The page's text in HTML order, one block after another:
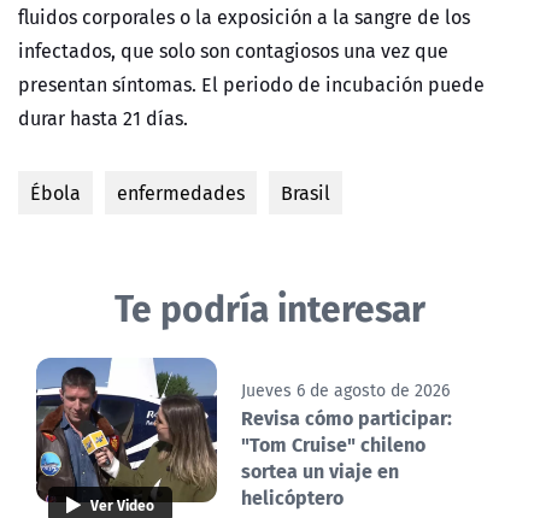
fluidos corporales o la exposición a la sangre de los
infectados, que solo son contagiosos una vez que
presentan síntomas. El periodo de incubación puede
durar hasta 21 días.
Ébola enfermedades Brasil
Te podría interesar
Ver Video
Jueves 6 de agosto de 2026
Revisa cómo participar:
"Tom Cruise" chileno
sortea un viaje en
helicóptero